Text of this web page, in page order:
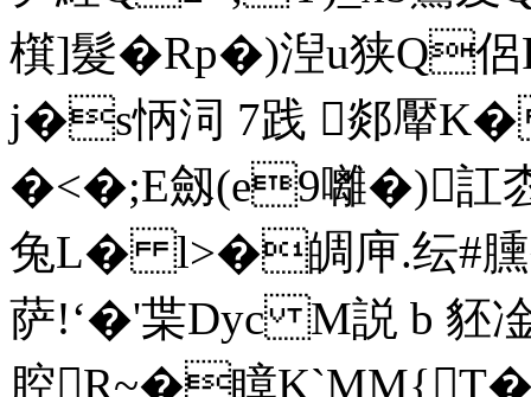
檱]髮� Rp�)湼u狭Q
j�s怲泀 7践 郯厴K�
�<�;E劔(e9囄�)訌
兔L� l>�皗庘.纭#臐
萨!‘�'枼Dyc M説 b
腔R~�瞕